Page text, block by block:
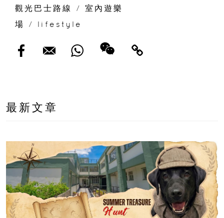
觀光巴士路線
/
室內遊樂
場
/ lifestyle
最新文章